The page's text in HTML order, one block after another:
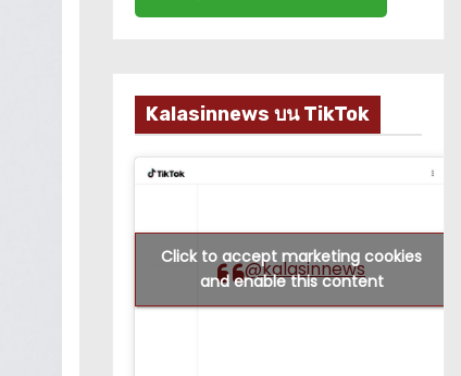
Kalasinnews บน TikTok
@kalasinnews
Click to accept marketing cookies
and enable this content